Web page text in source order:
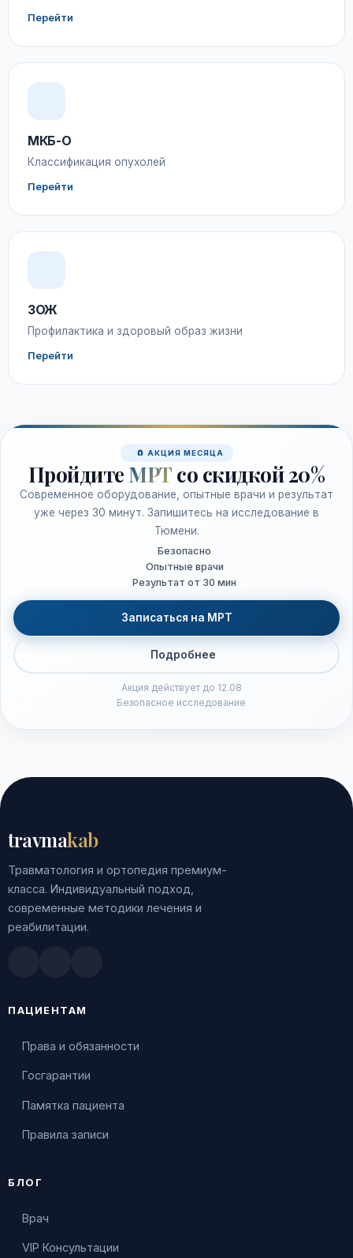
Перейти
МКБ-О
Классификация опухолей
Перейти
ЗОЖ
Профилактика и здоровый образ жизни
Перейти
🧲 АКЦИЯ МЕСЯЦА
Пройдите МРТ со скидкой 20%
Современное оборудование, опытные врачи и результат
уже через 30 минут. Запишитесь на исследование в
Тюмени.
Безопасно
Опытные врачи
Результат от 30 мин
Записаться на МРТ
Подробнее
Акция действует до 12.08
Безопасное исследование
travmakab
Травматология и ортопедия премиум-
класса. Индивидуальный подход,
современные методики лечения и
реабилитации.
ПАЦИЕНТАМ
Права и обязанности
Госгарантии
Памятка пациента
Правила записи
БЛОГ
Врач
VIP Консультации